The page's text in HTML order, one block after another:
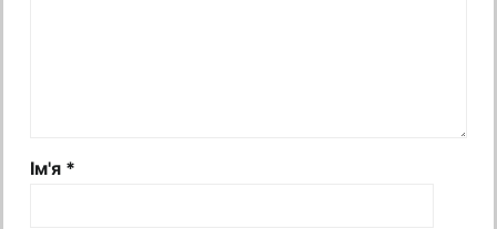
Ім'я *